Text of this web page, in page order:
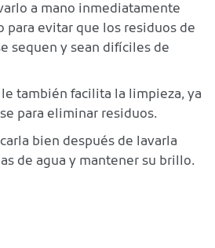
a mano inmediatamente
para evitar que los residuos de
sequen y sean difíciles de
también facilita la limpieza, ya
para eliminar residuos.
bien después de lavarla
de agua y mantener su brillo.